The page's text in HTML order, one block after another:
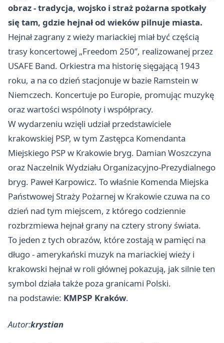
obraz - tradycja, wojsko i straż pożarna spotkały
się tam, gdzie hejnał od wieków pilnuje miasta.
Hejnał zagrany z wieży mariackiej miał być częścią
trasy koncertowej „Freedom 250”, realizowanej przez
USAFE Band. Orkiestra ma historię sięgającą 1943
roku, a na co dzień stacjonuje w bazie Ramstein w
Niemczech. Koncertuje po Europie, promując muzykę
oraz wartości wspólnoty i współpracy.
W wydarzeniu wzięli udział przedstawiciele
krakowskiej PSP, w tym Zastępca Komendanta
Miejskiego PSP w Krakowie bryg. Damian Woszczyna
oraz Naczelnik Wydziału Organizacyjno-Prezydialnego
bryg. Paweł Karpowicz. To właśnie Komenda Miejska
Państwowej Straży Pożarnej w Krakowie czuwa na co
dzień nad tym miejscem, z którego codziennie
rozbrzmiewa hejnał grany na cztery strony świata.
To jeden z tych obrazów, które zostają w pamięci na
długo - amerykański muzyk na mariackiej wieży i
krakowski hejnał w roli głównej pokazują, jak silnie ten
symbol działa także poza granicami Polski.
na podstawie: KMPSP Kraków.
Autor:krystian